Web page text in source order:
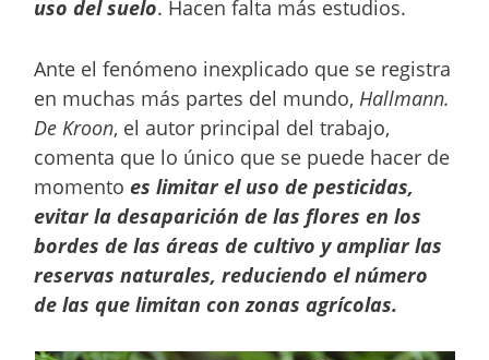
uso del suelo. Hacen falta más estudios.
Ante el fenómeno inexplicado que se registra
en muchas más partes del mundo, Hallmann.
De Kroon, el autor principal del trabajo,
comenta que lo único que se puede hacer de
momentoes limitar el uso de pesticidas,
evitar la desaparición de las flores en los
bordes de las áreas de cultivo y ampliar las
reservas naturales, reduciendo el número
de las que limitan con zonas agrícolas.